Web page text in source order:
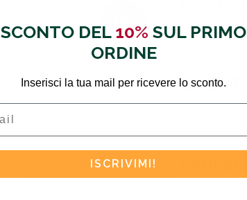
SCONTO DEL 10% SUL PRIMO
ORDINE
Inserisci la tua mail per ricevere lo sconto.
ISCRIVIMI!